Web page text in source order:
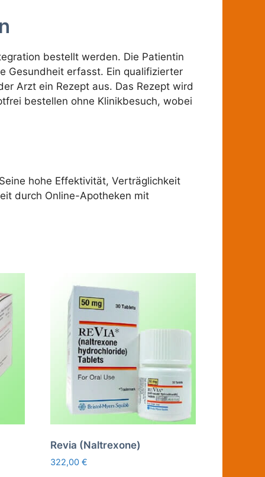
bestellt werden. Die Patientin
Gesundheit erfasst. Ein qualifizierter
Arzt ein Rezept aus. Das Rezept wird
bestellen ohne Klinikbesuch, wobei
hohe Effektivität, Verträglichkeit
durch Online-Apotheken mit
Revia (Naltrexone)
322,00 €